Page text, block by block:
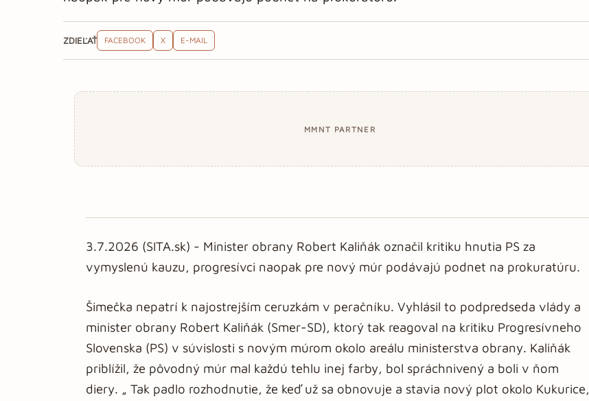
ZDIEĽAŤ FACEBOOK X E-MAIL
MMNT PARTNER
3.7.2026 (SITA.sk) - Minister obrany Robert Kaliňák označil kritiku hnutia PS za
vymyslenú kauzu, progresívci naopak pre nový múr podávajú podnet na prokuratúru.
Šimečka nepatrí k najostrejším ceruzkám v peračníku. Vyhlásil to podpredseda vlády a
minister obrany Robert Kaliňák (Smer-SD), ktorý tak reagoval na kritiku Progresívneho
Slovenska (PS) v súvislosti s novým múrom okolo areálu ministerstva obrany. Kaliňák
priblížil, že pôvodný múr mal každú tehlu inej farby, bol spráchnivený a boli v ňom
diery. „ Tak padlo rozhodnutie, že keď už sa obnovuje a stavia nový plot okolo Kukurice,